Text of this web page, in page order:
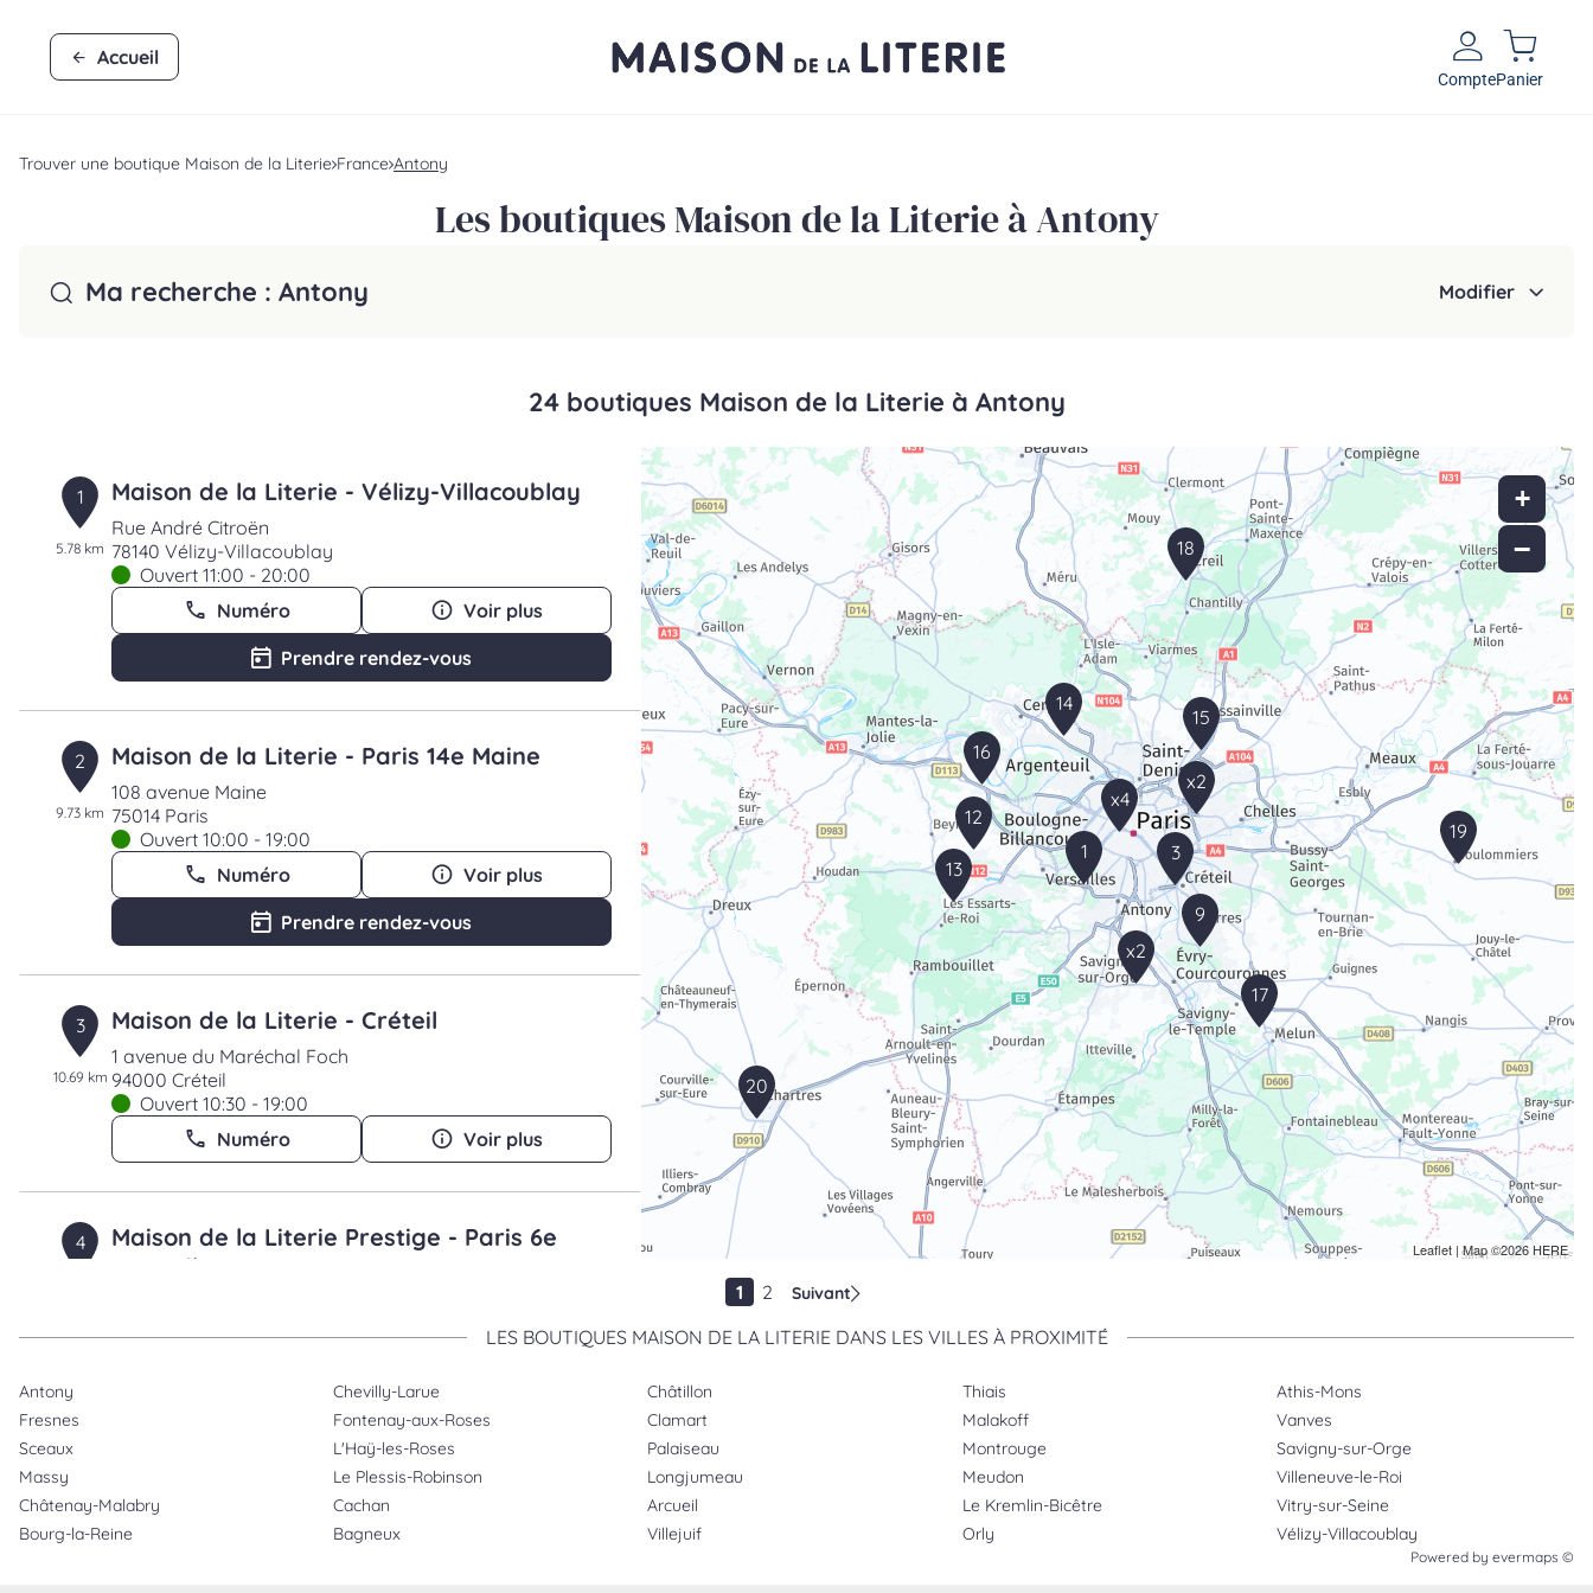
Accueil
ComptePanier
Trouver une boutique Maison de la Literie France Antony
Les boutiques Maison de la Literie à Antony
Ma recherche : Antony Modifier
24 boutiques Maison de la Literie à Antony
1
5.78 km
Maison de la Literie - Vélizy-Villacoublay
Rue André Citroën
78140 Vélizy-Villacoublay
Ouvert 11:00 - 20:00
Numéro
Voir plus
Prendre rendez-vous
2
9.73 km
Maison de la Literie - Paris 14e Maine
108 avenue Maine
75014 Paris
Ouvert 10:00 - 19:00
Numéro
Voir plus
Prendre rendez-vous
3
10.69 km
Maison de la Literie - Créteil
1 avenue du Maréchal Foch
94000 Créteil
Ouvert 10:30 - 19:00
Numéro
Voir plus
4
Maison de la Literie Prestige - Paris 6e
Raspail
Prendre rendez-vous
5
Maison de la Literie Prestige - Paris 16e
20
19
18
17
14
16
13
12
15
x2
9
x2
3
1
x4
+
−
Leaflet| Map ©2026 HERE
1 2 Suivant
LES BOUTIQUES MAISON DE LA LITERIE DANS LES VILLES À PROXIMITÉ
Antony
Fresnes
Sceaux
Massy
Châtenay-Malabry
Bourg-la-Reine
Chevilly-Larue
Fontenay-aux-Roses
L'Haÿ-les-Roses
Le Plessis-Robinson
Cachan
Bagneux
Châtillon
Clamart
Palaiseau
Longjumeau
Arcueil
Villejuif
Thiais
Malakoff
Montrouge
Meudon
Le Kremlin-Bicêtre
Orly
Athis-Mons
Vanves
Savigny-sur-Orge
Villeneuve-le-Roi
Vitry-sur-Seine
Vélizy-Villacoublay
Powered by evermaps ©